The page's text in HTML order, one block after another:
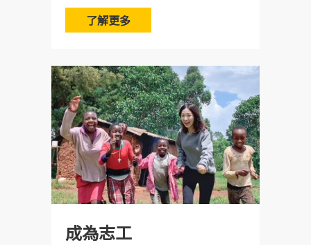
了解更多
成為志工